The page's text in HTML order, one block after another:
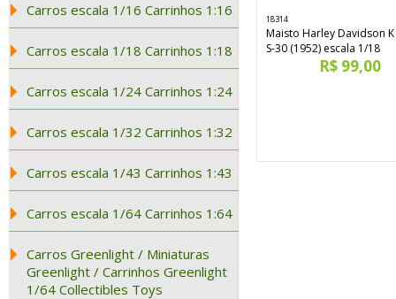
Carros escala 1/16 Carrinhos 1:16
Carros escala 1/18 Carrinhos 1:18
Carros escala 1/24 Carrinhos 1:24
Carros escala 1/32 Carrinhos 1:32
Carros escala 1/43 Carrinhos 1:43
Carros escala 1/64 Carrinhos 1:64
Carros Greenlight / Miniaturas
Greenlight / Carrinhos Greenlight
1/64 Collectibles Toys
18314
Maisto Harley Davidson
S-30 (1952) escala 1/18
R$ 99,00